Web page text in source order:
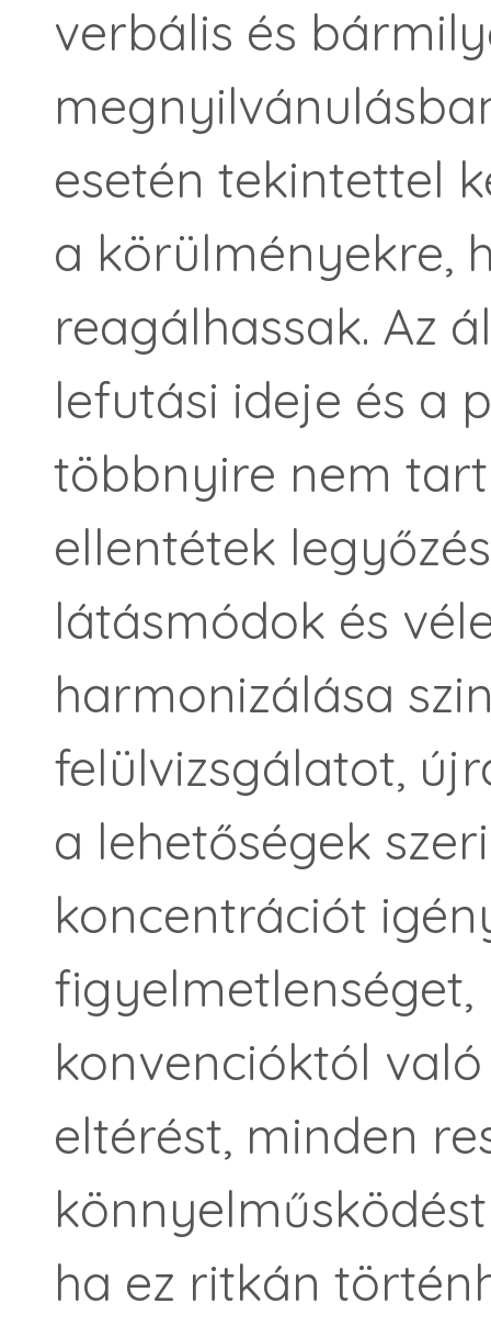
verbális és
esetén tekintettel
a körülményekre,
reagálhassak. Az
lefutási ideje és a
többnyire nem
ellentétek
látásmódok és
harmonizálása
felülvizsgálatot,
a lehetőségek
koncentrációt
konvencióktól
eltérést, minden
ha ez ritkán